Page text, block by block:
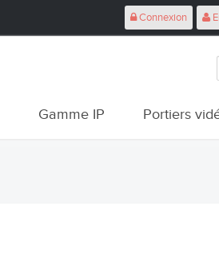
Connexion
Gamme IP Portiers